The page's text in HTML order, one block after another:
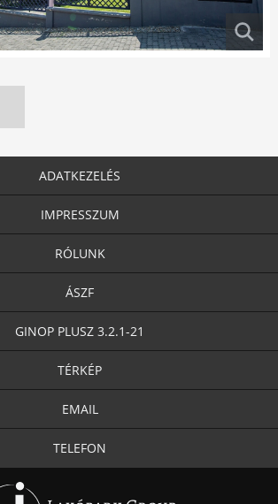
ADATKEZELÉS
IMPRESSZUM
RÓLUNK
ÁSZF
GINOP PLUSZ 3.2.1-21
TÉRKÉP
EMAIL
TELEFON